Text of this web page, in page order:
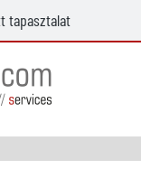
tapasztalat